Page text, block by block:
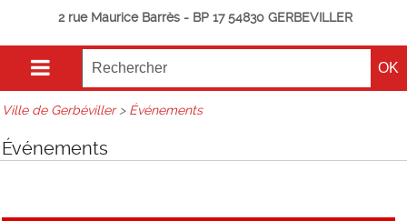
2 rue Maurice Barrès - BP 17 54830 GERBEVILLER
Ville de Gerbéviller> Événements
Événements